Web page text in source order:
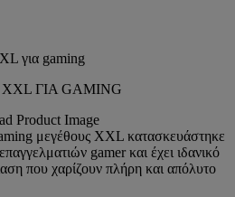
για gaming
XXL ΓΙΑ GAMING
μεγέθους XXL κατασκευάστηκε
gamer και έχει ιδανικό
που χαρίζουν πλήρη και απόλυτο